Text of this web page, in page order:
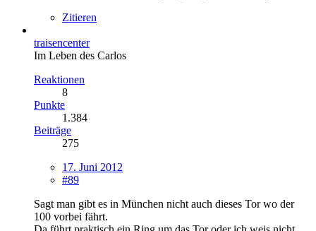
Zitieren
traisencenter
Im Leben des Carlos
Reaktionen
8
Punkte
1.384
Beiträge
275
17. Juni 2012
#89
Sagt man gibt es in München nicht auch dieses Tor wo der
100 vorbei fährt.